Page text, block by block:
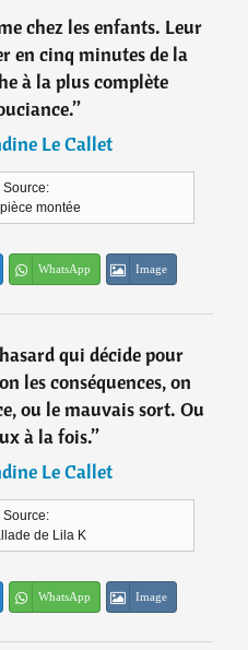
chez les enfants. Leur
en cinq minutes de la
à la plus complète
”
Le Callet
Source:
montée
WhatsApp Image
qui décide pour
les conséquences, on
ou le mauvais sort. Ou
à la fois.”
Le Callet
Source:
de Lila K
WhatsApp Image